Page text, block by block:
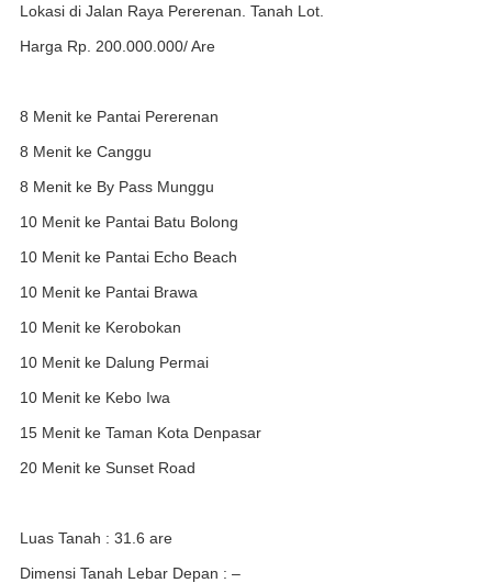
Lokasi di Jalan Raya Pererenan. Tanah Lot.
Harga Rp. 200.000.000/ Are
8 Menit ke Pantai Pererenan
8 Menit ke Canggu
8 Menit ke By Pass Munggu
10 Menit ke Pantai Batu Bolong
10 Menit ke Pantai Echo Beach
10 Menit ke Pantai Brawa
10 Menit ke Kerobokan
10 Menit ke Dalung Permai
10 Menit ke Kebo Iwa
15 Menit ke Taman Kota Denpasar
20 Menit ke Sunset Road
Luas Tanah : 31.6 are
Dimensi Tanah Lebar Depan : –